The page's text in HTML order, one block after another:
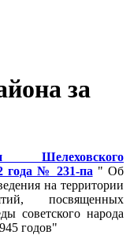
за
Шелеховского
года № 231-па " Об
на территории
посвященных
советского народа
годов"